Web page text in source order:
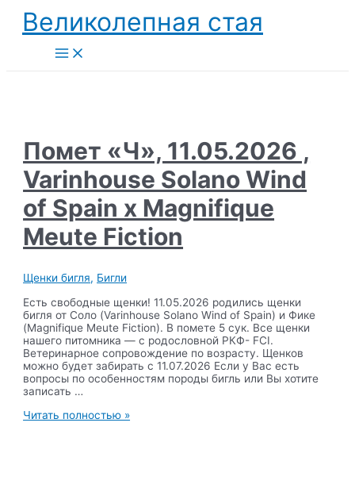
Перейти
содержимому
Великолепная стая
Main
Menu
Помет «Ч», 11.05.2026 ,
Varinhouse Solano Wind
of Spain x Magnifique
Meute Fiction
Щенки бигля, Бигли
Есть свободные щенки! 11.05.2026 родились щенки
бигля от Соло (Varinhouse Solano Wind of Spain) и Фике
(Magnifique Meute Fiction). В помете 5 сук. Все щенки
нашего питомника — с родословной РКФ- FCI.
Ветеринарное сопровождение по возрасту. Щенков
можно будет забирать с 11.07.2026 Если у Вас есть
вопросы по особенностям породы бигль или Вы хотите
записать …
Помет
Читать полностью »